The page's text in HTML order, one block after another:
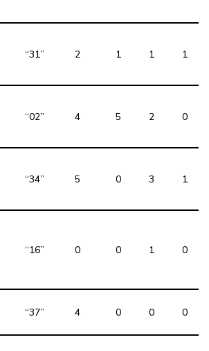
“31” 2 1 1 1
“02” 4 5 2 0
“34” 5 0 3 1
“16” 0 0 1 0
“37” 4 0 0 0